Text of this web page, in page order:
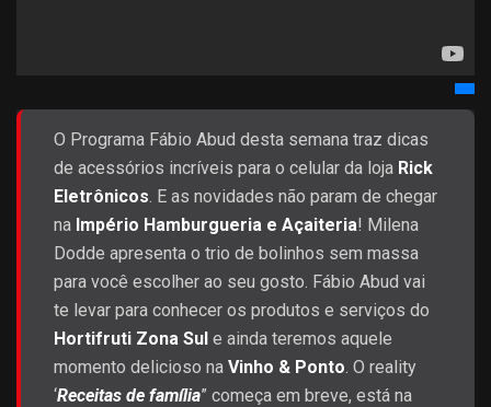
O Programa Fábio Abud desta semana traz dicas
de acessórios incríveis para o celular da loja Rick
Eletrônicos. E as novidades não param de chegar
na Império Hamburgueria e Açaiteria! Milena
Dodde apresenta o trio de bolinhos sem massa
para você escolher ao seu gosto. Fábio Abud vai
te levar para conhecer os produtos e serviços do
Hortifruti Zona Sul e ainda teremos aquele
momento delicioso na Vinho & Ponto. O reality
‘Receitas de família” começa em breve, está na